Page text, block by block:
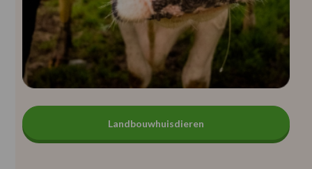
Landbouwhuisdieren